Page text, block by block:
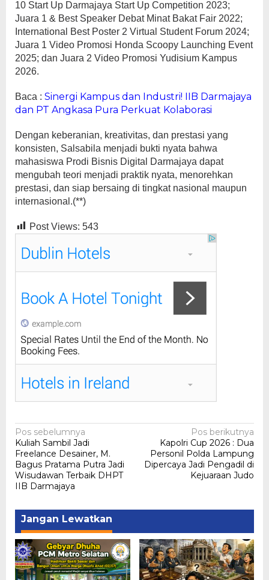
10 Start Up Darmajaya Start Up Competition 2023;
Juara 1 & Best Speaker Debat Minat Bakat Fair 2022;
International Best Poster 2 Virtual Student Forum 2024;
Juara 1 Video Promosi Honda Scoopy Launching Event
2025; dan Juara 2 Video Promosi Yudisium Kampus
2026.
Baca : Sinergi Kampus dan Industri! IIB Darmajaya
dan PT Angkasa Pura Perkuat Kolaborasi
Dengan keberanian, kreativitas, dan prestasi yang
konsisten, Salsabila menjadi bukti nyata bahwa
mahasiswa Prodi Bisnis Digital Darmajaya dapat
mengubah teori menjadi praktik nyata, menorehkan
prestasi, dan siap bersaing di tingkat nasional maupun
internasional.(**)
Post Views: 543
Navigasi
pos
Pos sebelumnya
Kuliah Sambil Jadi
Freelance Desainer, M.
Bagus Pratama Putra Jadi
Wisudawan Terbaik DHPT
IIB Darmajaya
Pos berikutnya
Kapolri Cup 2026 : Dua
Personil Polda Lampung
Dipercaya Jadi Pengadil di
Kejuaraan Judo
Jangan Lewatkan